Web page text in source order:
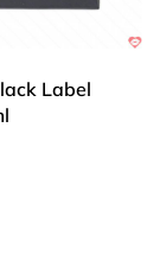
Label